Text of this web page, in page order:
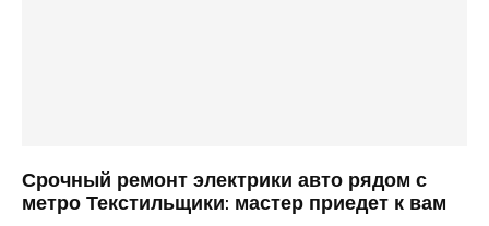
Срочный ремонт электрики авто рядом с
метро Текстильщики: мастер приедет к вам